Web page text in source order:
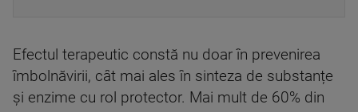
Efectul terapeutic constă nu doar în prevenirea
îmbolnăvirii, cât mai ales în sinteza de substanțe
și enzime cu rol protector. Mai mult de 60% din